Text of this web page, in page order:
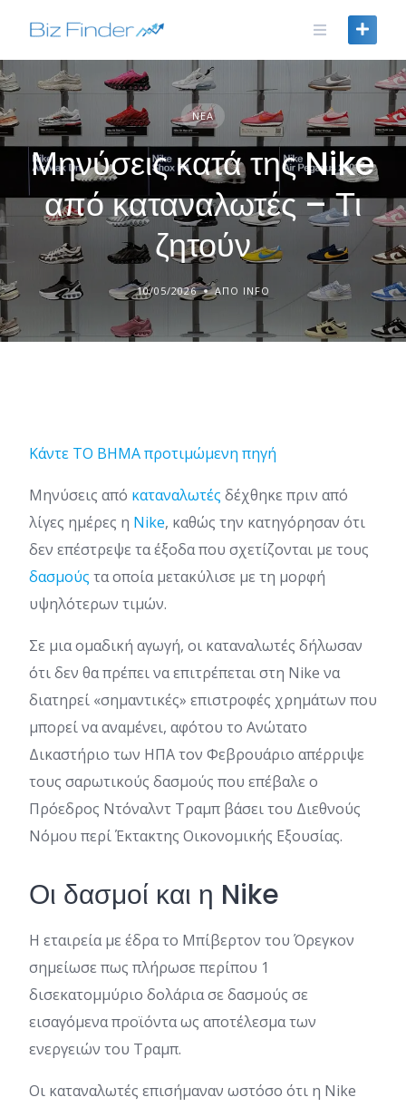
ΝΈΑ
Μηνύσεις κατά της Nike
από καταναλωτές – Τι
ζητούν
10/05/2026 ΑΠΌ INFO
Κάντε TO BHMA προτιμώμενη πηγή
Μηνύσεις από καταναλωτές δέχθηκε πριν από
λίγες ημέρες η Nike, καθώς την κατηγόρησαν ότι
δεν επέστρεψε τα έξοδα που σχετίζονται με τους
δασμούς τα οποία μετακύλισε με τη μορφή
υψηλότερων τιμών.
Σε μια ομαδική αγωγή, οι καταναλωτές δήλωσαν
ότι δεν θα πρέπει να επιτρέπεται στη Nike να
διατηρεί «σημαντικές» επιστροφές χρημάτων που
μπορεί να αναμένει, αφότου το Ανώτατο
Δικαστήριο των ΗΠΑ τον Φεβρουάριο απέρριψε
τους σαρωτικούς δασμούς που επέβαλε ο
Πρόεδρος Ντόναλντ Τραμπ βάσει του Διεθνούς
Νόμου περί Έκτακτης Οικονομικής Εξουσίας.
Οι δασμοί και η Nike
Η εταιρεία με έδρα το Μπίβερτον του Όρεγκον
σημείωσε πως πλήρωσε περίπου 1
δισεκατομμύριο δολάρια σε δασμούς σε
εισαγόμενα προϊόντα ως αποτέλεσμα των
ενεργειών του Τραμπ.
Οι καταναλωτές επισήμαναν ωστόσο ότι η Nike